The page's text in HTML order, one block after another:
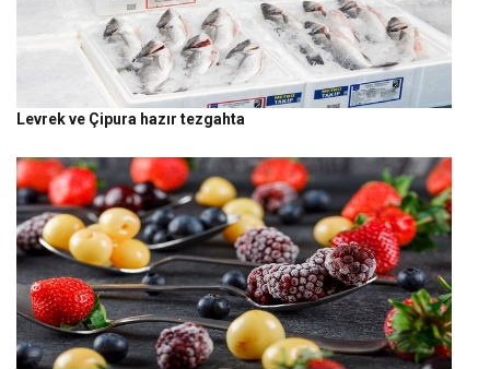
Levrek ve Çipura hazır tezgahta